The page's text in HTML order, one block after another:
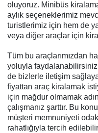
oluyoruz. Minibüs
aylık seçeneklerimiz
turistlerimiz için hem de
veya diğer araçlar için
Tüm bu araçlarımızdan
yoluyla
de bizlerle iletişim
fiyattan araç kiralamak
için mağdur olmamak
çalışmanız şarttır. Bu
müşteri memnuniyeti
rahatlığıyla tercih